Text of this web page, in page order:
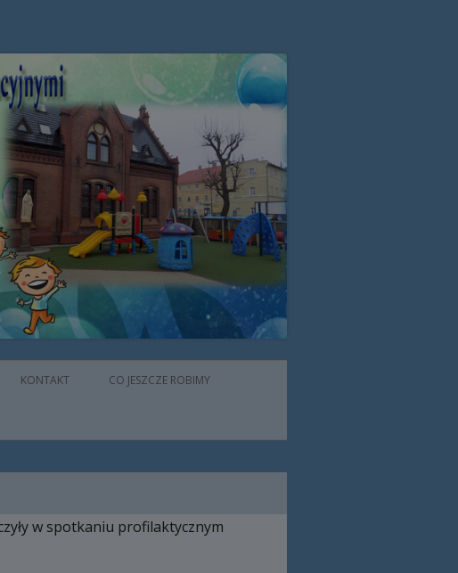
przez Zgromadzenie Sióstr
KONTAKT CO JESZCZE ROBIMY
w spotkaniu profilaktycznym